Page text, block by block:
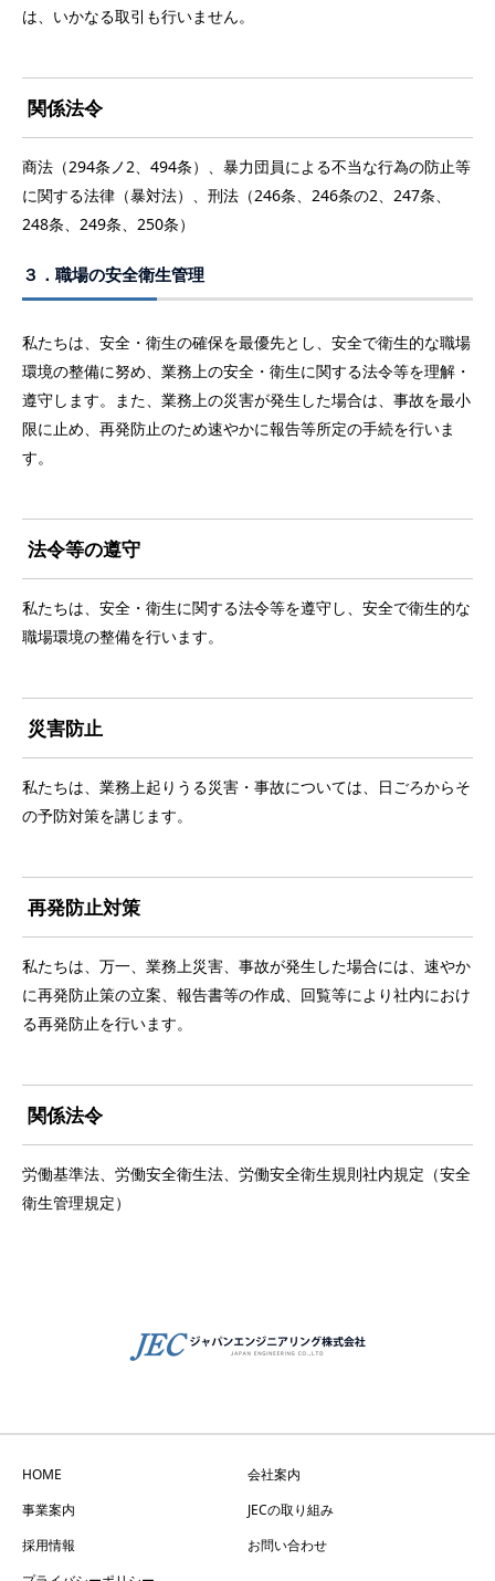
は、いかなる取引も行いません。
関係法令
商法（294条ノ2、494条）、暴力団員による不当な行為の防止等
に関する法律（暴対法）、刑法（246条、246条の2、247条、
248条、249条、250条）
３．職場の安全衛生管理
私たちは、安全・衛生の確保を最優先とし、安全で衛生的な職場
環境の整備に努め、業務上の安全・衛生に関する法令等を理解・
遵守します。また、業務上の災害が発生した場合は、事故を最小
限に止め、再発防止のため速やかに報告等所定の手続を行いま
す。
法令等の遵守
私たちは、安全・衛生に関する法令等を遵守し、安全で衛生的な
職場環境の整備を行います。
災害防止
私たちは、業務上起りうる災害・事故については、日ごろからそ
の予防対策を講じます。
再発防止対策
私たちは、万一、業務上災害、事故が発生した場合には、速やか
に再発防止策の立案、報告書等の作成、回覧等により社内におけ
る再発防止を行います。
関係法令
労働基準法、労働安全衛生法、労働安全衛生規則社内規定（安全
衛生管理規定）
HOME
会社案内
事業案内
JECの取り組み
採用情報
お問い合わせ